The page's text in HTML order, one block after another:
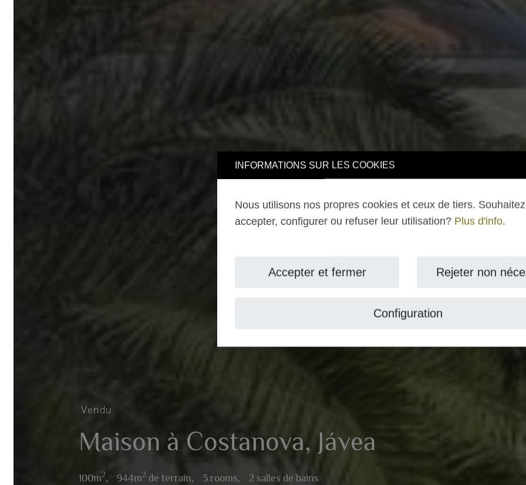
INFORMATIONS SUR LES COOKIES
Nous utilisons nos propres cookies et ceux de tiers. Souhaitez-
accepter, configurer ou refuser leur utilisation?Plus d'info.
Accepter et fermer Rejeter non
Configuration
Vendu
Maison à Costanova, Jávea
100m2, 944m2de terrain, 3 rooms, 2 salles de bains